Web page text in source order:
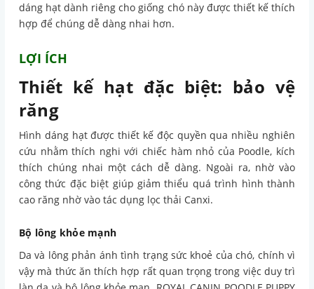
dáng hạt dành riêng cho giống chó này được thiết kế thích
hợp để chúng dễ dàng nhai hơn.
LỢI ÍCH
Thiết kế hạt đặc biệt: bảo vệ
răng
Hình dáng hạt được thiết kế độc quyền qua nhiều nghiên
cứu nhằm thích nghi với chiếc hàm nhỏ của Poodle, kích
thích chúng nhai một cách dễ dàng. Ngoài ra, nhờ vào
công thức đặc biệt giúp giảm thiểu quá trình hình thành
cao răng nhờ vào tác dụng lọc thải Canxi.
Bộ lông khỏe mạnh
Da và lông phản ánh tình trạng sức khoẻ của chó, chính vì
vậy mà thức ăn thích hợp rất quan trọng trong việc duy trì